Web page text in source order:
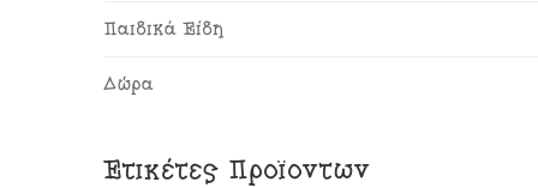
Παιδικά Είδη
Δώρα
Ετικέτες Προϊόντων